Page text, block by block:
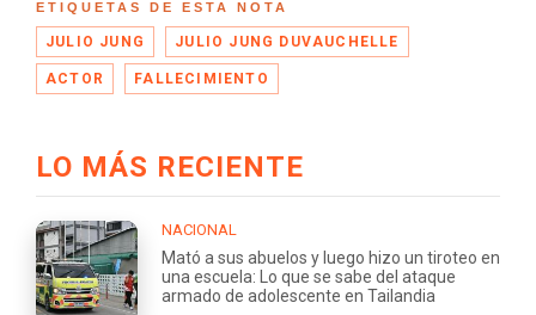
ETIQUETAS DE ESTA NOTA
JULIO JUNG JULIO JUNG DUVAUCHELLE
ACTOR FALLECIMIENTO
LO MÁS RECIENTE
NACIONAL
Mató a sus abuelos y luego hizo un tiroteo en
una escuela: Lo que se sabe del ataque
armado de adolescente en Tailandia